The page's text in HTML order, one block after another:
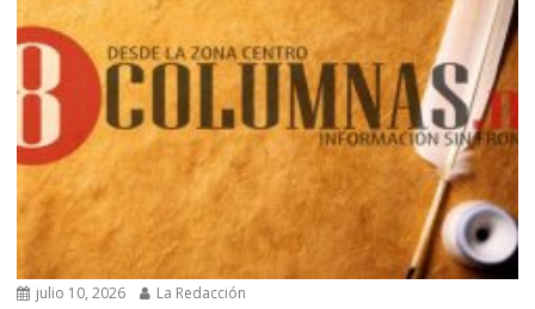
julio 10, 2026 La Redacción